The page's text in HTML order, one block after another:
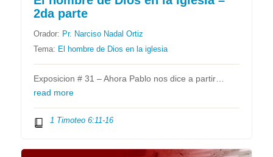
2da parte
Orador: Pr. Narciso Nadal Ortiz
Tema: El hombre de Dios en la iglesia
Exposicion # 31 – Ahora Pablo nos dice a partir…
read more
1 Timoteo 6:11-16